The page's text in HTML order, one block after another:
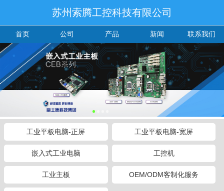
苏州索腾工控科技有限公司
首页 公司 产品 新闻 联系我们
工业平板电脑-正屏 工业平板电脑-宽屏
嵌入式工业电脑 工控机
工业主板 OEM/ODM客制化服务